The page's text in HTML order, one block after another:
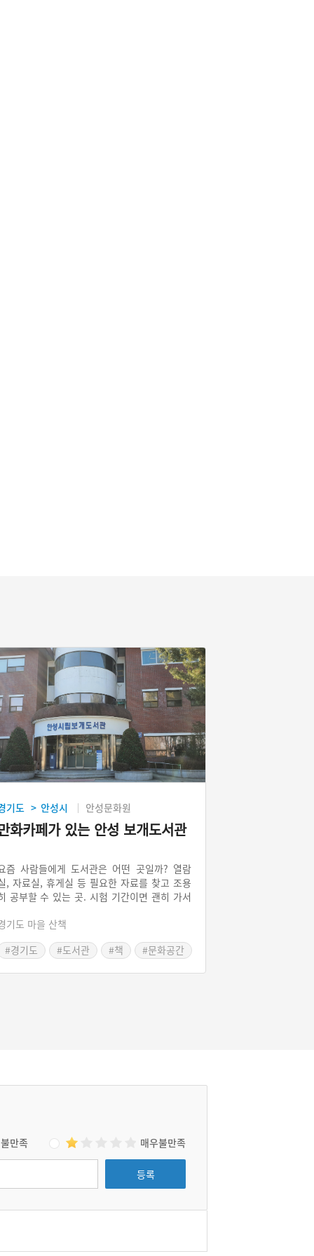
기도 > 안성시 안성문화원
화카페가 있는 안성 보개도서관
즘 사람들에게 도서관은 어떤 곳일까? 열람
, 자료실, 휴게실 등 필요한 자료를 찾고 조용
공부할 수 있는 곳. 시험 기간이면 괜히 가서
념을 깬 조금은 색다른 도서관이 있다. 어른들
옛 추억을 떠올릴 수 있고 아이들은 부모님들
재미있는 시간을 보낼 수 있는 그런 도서관.
기도 마을 산책
#경기도
#도서관 #책 #문화공간
불만족 매우불만족
등록